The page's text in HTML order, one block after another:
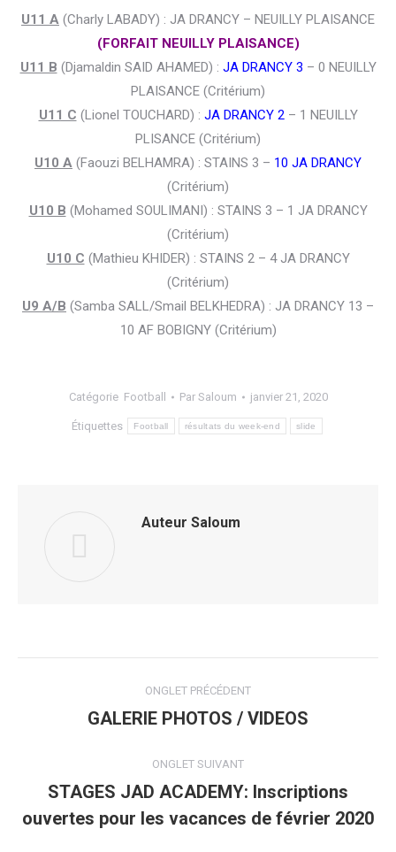
U11 A (Charly LABADY) : JA DRANCY – NEUILLY PLAISANCE
(FORFAIT NEUILLY PLAISANCE)
U11 B (Djamaldin SAID AHAMED) : JA DRANCY 3 – 0 NEUILLY
PLAISANCE (Critérium)
U11 C (Lionel TOUCHARD) : JA DRANCY 2– 1 NEUILLY
PLISANCE (Critérium)
U10 A (Faouzi BELHAMRA) : STAINS 3 – 10 JA DRANCY
(Critérium)
U10 B (Mohamed SOULIMANI) : STAINS 3 – 1 JA DRANCY
(Critérium)
U10 C (Mathieu KHIDER) : STAINS 2 – 4 JA DRANCY
(Critérium)
U9 A/B (Samba SALL/Smail BELKHEDRA) : JA DRANCY 13 –
10 AF BOBIGNY (Critérium)
Catégorie Football Par Saloum janvier 21, 2020
Étiquettes Football résultats du week-end slide
Auteur Saloum
commentaire
ONGLET PRÉCÉDENT
Onglet
GALERIE PHOTOS / VIDEOS
ONGLET SUIVANT
Onglet
suivant
STAGES JAD ACADEMY: Inscriptions
ouvertes pour les vacances de février 2020